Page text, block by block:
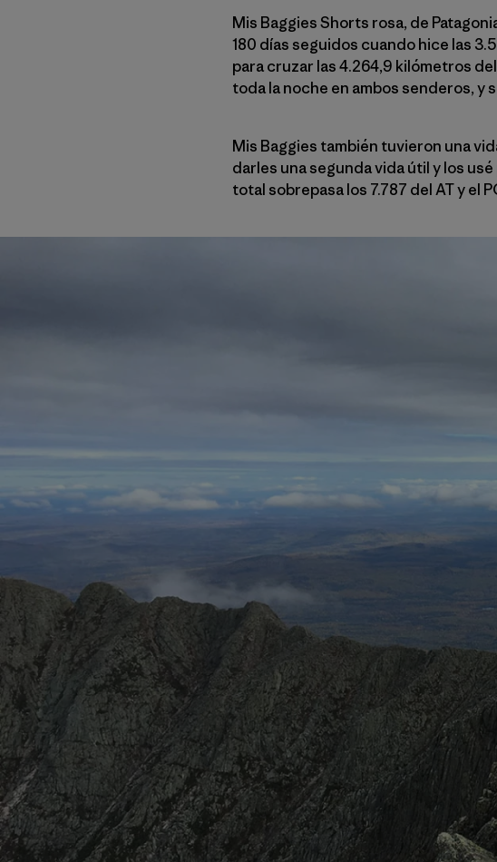
Mis Baggies Shorts rosa, de
180 días seguidos cuando hice las
para cruzar las 4.264,9 kilómetros
toda la noche en ambos senderos, y
Mis Baggies también tuvieron una
darles una segunda vida útil y los
total sobrepasa los 7.787 del AT y el